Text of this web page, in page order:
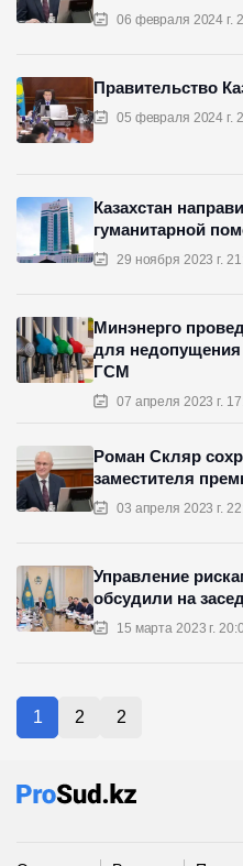
06 февраля 2024 г.
05 февраля 2024 г.
Правительство
29 ноября 2023 г.
Казахстан
гуманитарной
07 апреля 2023 г.
Минэнерго
для недопущения
ГСМ
03 апреля 2023 г.
Роман Скляр
заместителя
15 марта 2023 г.
Управление
обсудили на
1 2 2